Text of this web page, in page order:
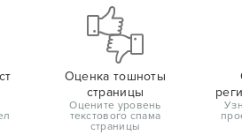
Оценка тошноты
страницы
Оцените уровень
текстового спама
страницы